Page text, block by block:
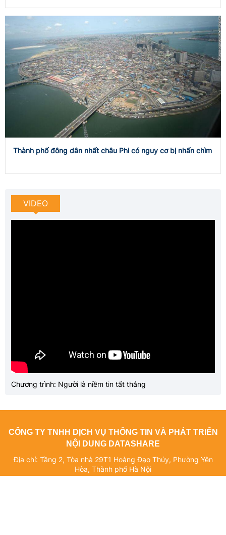
Thành phố đông dân nhất châu Phi có nguy cơ bị nhấn chìm
VIDEO
Chương trình: Người là niềm tin tất thắng
CÔNG TY TNHH DỊCH VỤ THÔNG TIN VÀ PHÁT TRIỂN
NỘI DUNG DATASHARE
Địa chỉ: Tầng 2, Tòa nhà 29T1 Hoàng Đạo Thúy, Phường Yên
Hòa, Thành phố Hà Nội